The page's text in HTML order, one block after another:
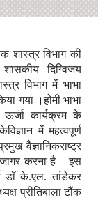
शास्त्र विभाग की
शासकीय दिग्विजय
विभाग में भाभा
गया ।होमी भाभा
ऊर्जा कार्यक्रम के
में महत्वपूर्ण
वैज्ञानिकराष्ट्र
करना है | इस
डॉ के.एल. तांडेकर
प्रीतिबाला टौंक